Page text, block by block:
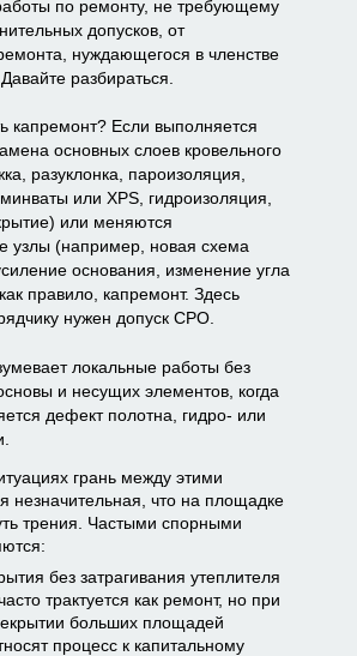
по ремонту, не требующему
допусков, от
нуждающегося в членстве
разбираться.
капремонт? Если выполняется
основных слоев кровельного
разуклонка, пароизоляция,
или XPS, гидроизоляция,
или меняются
узлы (например, новая схема
основания, изменение угла
правило, капремонт. Здесь
нужен допуск СРО.
локальные работы без
и несущих элементов, когда
дефект полотна, гидро- или
грань между этими
незначительная, что на площадке
трения. Частыми спорными
без затрагивания утеплителя
трактуется как ремонт, но при
больших площадей
процесс к капитальному